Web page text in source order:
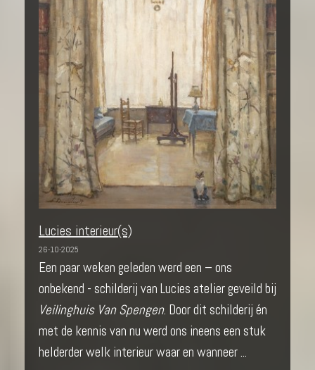
Lucies interieur(s)
26-10-2025
Een paar weken geleden werd een – ons
onbekend - schilderij van Lucies atelier geveild bij
Veilinghuis Van Spengen. Door dit schilderij én
met de kennis van nu werd ons ineens een stuk
helderder welk interieur waar en wanneer ...